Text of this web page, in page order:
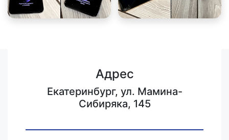
Адрес
Екатеринбург, ул. Мамина-
Сибиряка, 145